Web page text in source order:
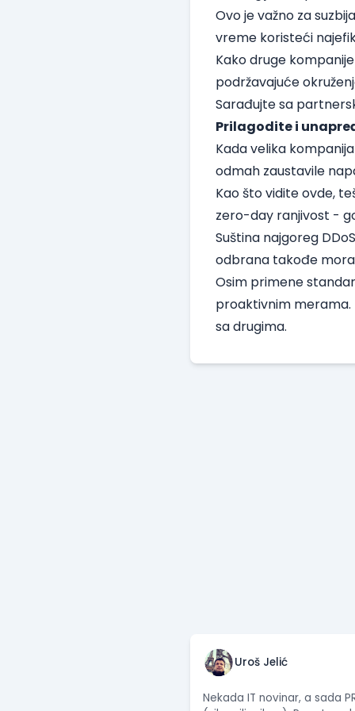
Ovo je važno za
vreme koristeći
Kako druge
podržavajuće
Sarađujte sa
Prilagodite i
Kada velika
odmah zaustavile
Kao što vidite ovde,
zero-day ranjivost -
Suština najgoreg
odbrana takođe
Osim primene
proaktivnim merama.
sa drugima.
Uroš Jelić
Nekada IT novinar, a sada